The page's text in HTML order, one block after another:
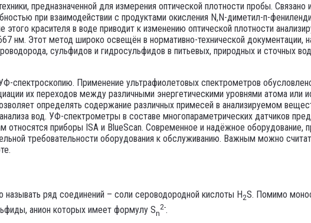
предназначенной для измерения оптической плотности пробы. Связано
при взаимодействии с продуктами окисления N,N-диметил-п-
красителя в воде приводит к изменению оптической плотности
нм. Этот метод широко освещён в нормативно-технической
сульфидов и гидросульфидов в питьевых, природных и сточных
спектроскопию. Применение ультрафиолетовых спектрометров
их переходов между различными энергетическими уровнями атома или
определять содержание различных примесей в анализируемом
вод. УФ-спектрометры в составе многопараметрических датчиков
относятся приборы ISA и BlueScan. Современное и надёжное оборудование,
требовательности оборудования к обслуживанию. Важным можно
называть ряд соединений – соли сероводородной кислоты H2S. Помимо
анион которых имеет формулу Sn
2-.